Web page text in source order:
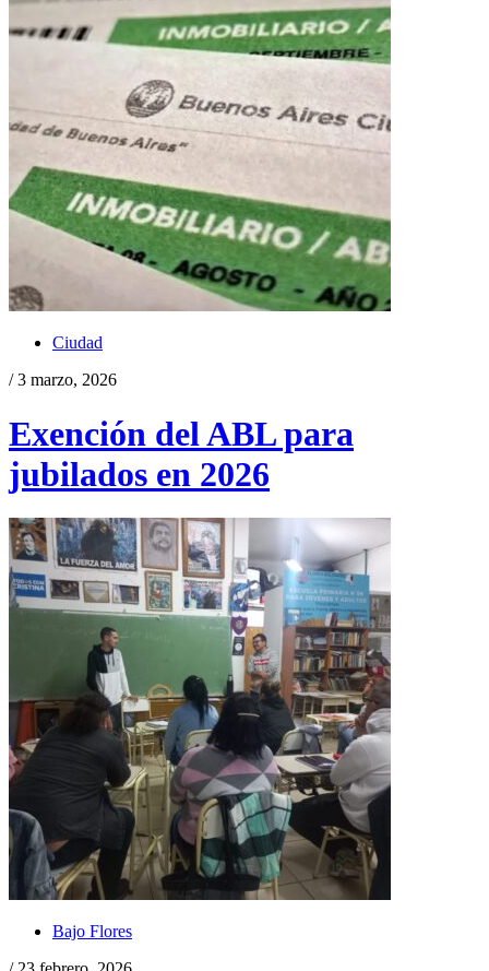
Ciudad
/ 3 marzo, 2026
Exención del ABL para
jubilados en 2026
Bajo Flores